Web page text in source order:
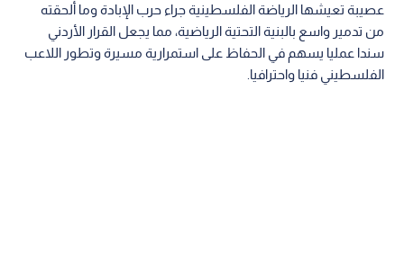
عصيبة تعيشها الرياضة الفلسطينية جراء حرب الإبادة وما ألحقته
من تدمير واسع بالبنية التحتية الرياضية، مما يجعل القرار الأردني
سندا عمليا يسهم في الحفاظ على استمرارية مسيرة وتطور اللاعب
الفلسطيني فنيا واحترافيا.